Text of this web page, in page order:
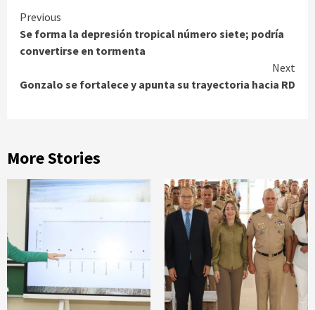
Continue
Reading
Previous
Se forma la depresión tropical número siete; podría
convertirse en tormenta
Next
Gonzalo se fortalece y apunta su trayectoria hacia RD
More Stories